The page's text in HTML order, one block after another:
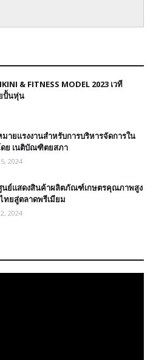
& FITNESS MODEL 2023 เวที
ปั้นหุ่น
ายแรงงานสำหรับการบริหารจัดการใน
ย เนติบัณฑิตยสภา
2024
นย์แสดงสินค้าผลิตภัณฑ์เกษตรคุณภาพสูง
ทยสู่ตลาดพรีเมียม
2024